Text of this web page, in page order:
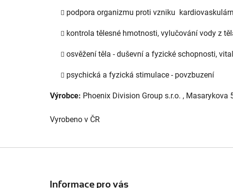
podpora organizmu proti vzniku
kontrola tělesné hmotnosti, vylučování vody z
osvěžení těla - duševní a fyzické schopnosti,
psychická a fyzická stimulace - povzbuzení
Výrobce: Phoenix Division Group s.r.o. , Masarykova
Vyrobeno v ČR
Informace pro vás